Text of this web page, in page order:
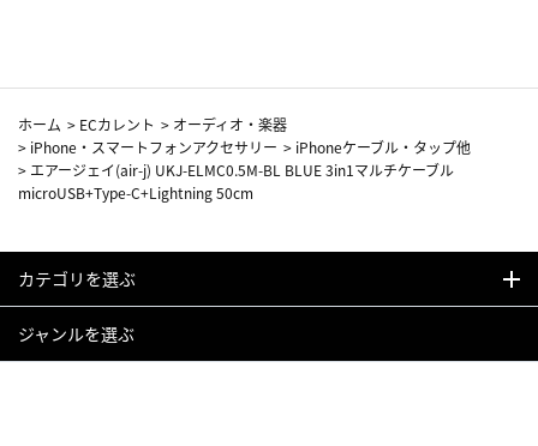
ホーム > ECカレント > オーディオ・楽器
> iPhone・スマートフォンアクセサリー > iPhoneケーブル・タップ他
> エアージェイ(air-j) UKJ-ELMC0.5M-BL BLUE 3in1マルチケーブル
microUSB+Type-C+Lightning 50cm
カテゴリを選ぶ
ジャンルを選ぶ